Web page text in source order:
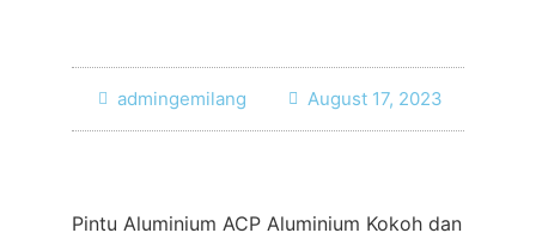
admingemilang August 17, 2023
Pintu Aluminium ACP Aluminium Kokoh dan